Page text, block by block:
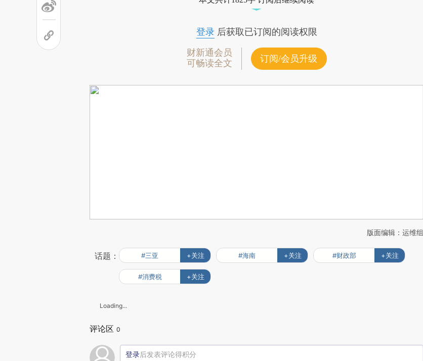
登录后获取已订阅的阅读权限
财新通会员
可畅读全文
订阅/会员升级
版面编辑：运维组
话题： #三亚 +关注 #海南 +关注 #财政部 +关注
#消费税 +关注
Loading...
评论区 0
登录后发表评论得积分